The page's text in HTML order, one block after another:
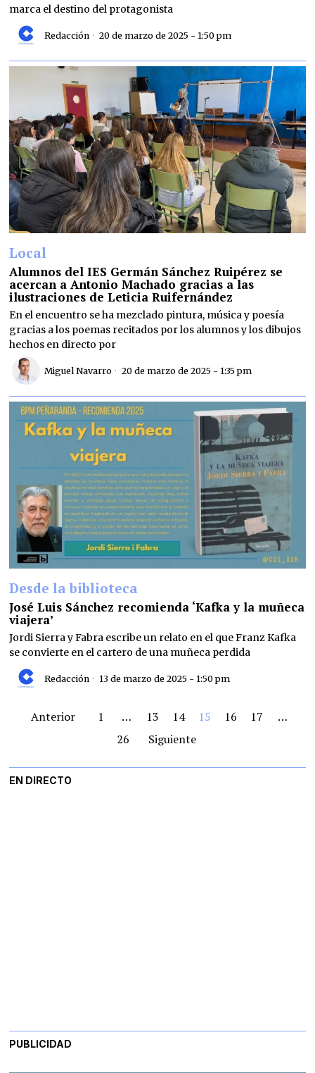
marca el destino del protagonista
Redacción 20 de marzo de 2025 - 1:50 pm
Local
Alumnos del IES Germán Sánchez Ruipérez se
acercan a Antonio Machado gracias a las
ilustraciones de Leticia Ruifernández
En el encuentro se ha mezclado pintura, música y poesía
gracias a los poemas recitados por los alumnos y los dibujos
hechos en directo por
Miguel Navarro 20 de marzo de 2025 - 1:35 pm
Desde la biblioteca
José Luis Sánchez recomienda ‘Kafka y la muñeca
viajera’
Jordi Sierra y Fabra escribe un relato en el que Franz Kafka
se convierte en el cartero de una muñeca perdida
Redacción 13 de marzo de 2025 - 1:50 pm
Anterior 1 … 13 14 15 16 17
…
26
Siguiente
EN DIRECTO
PUBLICIDAD